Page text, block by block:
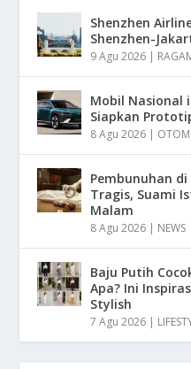
Shenzhen
Shenzhen-
9 Agu 2026 |
Mobil Nasional
Siapkan
8 Agu 2026 |
Pembunuhan
Tragis, Suami
Malam
8 Agu 2026 | NEWS
Baju Putih
Apa? Ini
Stylish
7 Agu 2026 |